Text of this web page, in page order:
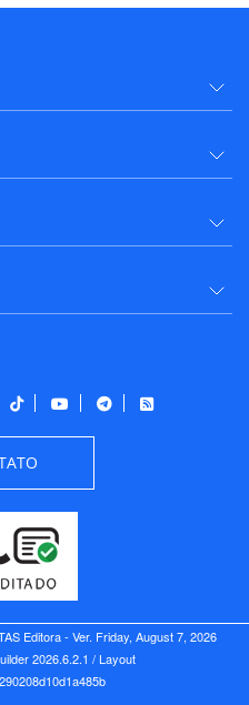
Editora - Ver. Friday, August 7, 2026
2026.6.2.1 / Layout